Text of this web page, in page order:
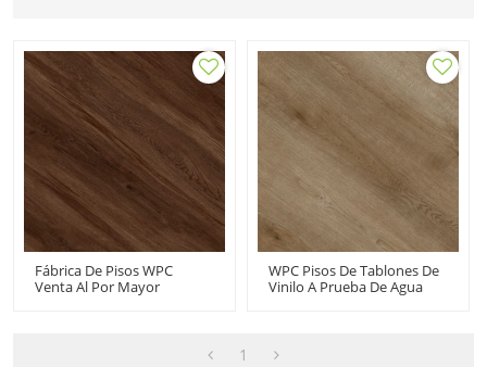
Fábrica De Pisos WPC
Venta Al Por Mayor
WPC Pisos De Tablones De
Vinilo A Prueba De Agua
Duradero Antideslizante
1